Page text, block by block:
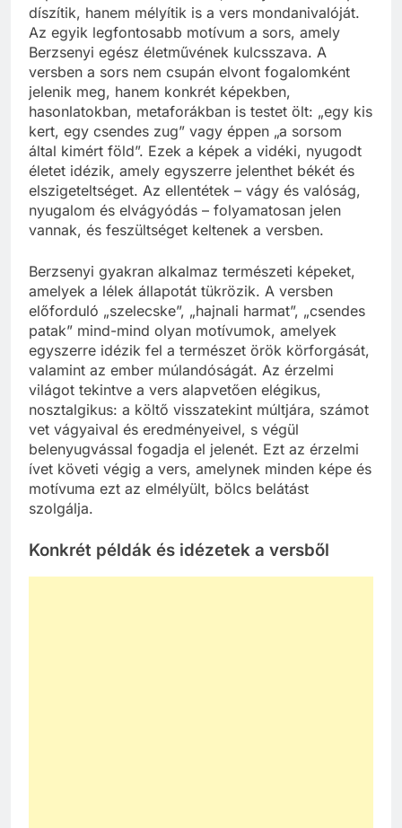
díszítik, hanem mélyítik is a vers mondanivalóját.
Az egyik legfontosabb motívum a sors, amely
Berzsenyi egész életművének kulcsszava. A
versben a sors nem csupán elvont fogalomként
jelenik meg, hanem konkrét képekben,
hasonlatokban, metaforákban is testet ölt: „egy kis
kert, egy csendes zug” vagy éppen „a sorsom
által kimért föld”. Ezek a képek a vidéki, nyugodt
életet idézik, amely egyszerre jelenthet békét és
elszigeteltséget. Az ellentétek – vágy és valóság,
nyugalom és elvágyódás – folyamatosan jelen
vannak, és feszültséget keltenek a versben.
Berzsenyi gyakran alkalmaz természeti képeket,
amelyek a lélek állapotát tükrözik. A versben
előforduló „szelecske”, „hajnali harmat”, „csendes
patak” mind-mind olyan motívumok, amelyek
egyszerre idézik fel a természet örök körforgását,
valamint az ember múlandóságát. Az érzelmi
világot tekintve a vers alapvetően elégikus,
nosztalgikus: a költő visszatekint múltjára, számot
vet vágyaival és eredményeivel, s végül
belenyugvással fogadja el jelenét. Ezt az érzelmi
ívet követi végig a vers, amelynek minden képe és
motívuma ezt az elmélyült, bölcs belátást
szolgálja.
Konkrét példák és idézetek a versből